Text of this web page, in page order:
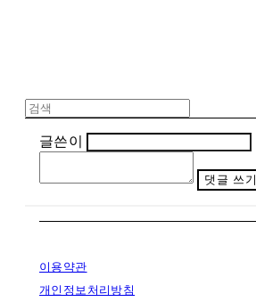
글쓴이
댓글 쓰기
이용약관
개인정보처리방침